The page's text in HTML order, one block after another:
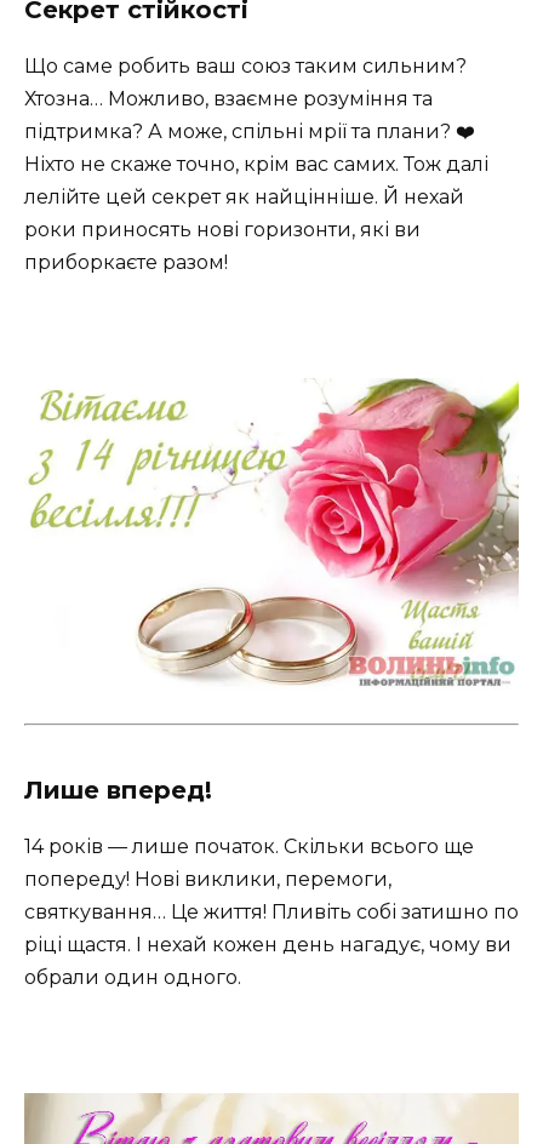
Секрет стійкості
Що саме робить ваш союз таким сильним?
Хтозна… Можливо, взаємне розуміння та
підтримка? А може, спільні мрії та плани? ‍❤️‍
Ніхто не скаже точно, крім вас самих. Тож далі
лелійте цей секрет як найцінніше. Й нехай
роки приносять нові горизонти, які ви
приборкаєте разом!
Лише вперед!
14 років — лише початок. Скільки всього ще
попереду! Нові виклики, перемоги,
святкування… Це життя! Пливіть собі затишно по
ріці щастя. І нехай кожен день нагадує, чому ви
обрали один одного.